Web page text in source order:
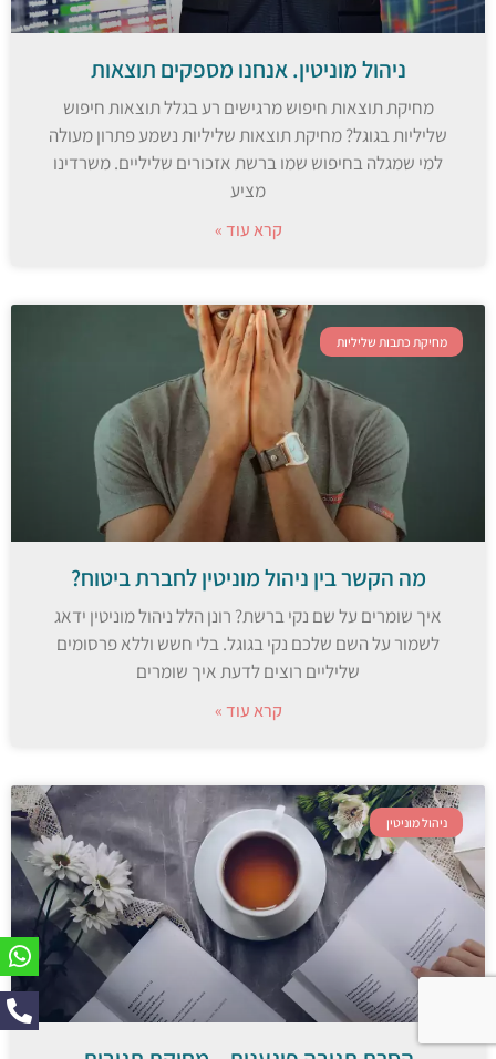
ניהול מוניטין. אנחנו מספקים תוצאות
מחיקת תוצאות חיפוש מרגישים רע בגלל תוצאות חיפוש
שליליות בגוגל? מחיקת תוצאות שליליות נשמע פתרון מעולה
למי שמגלה בחיפוש שמו ברשת אזכורים שליליים. משרדינו
מציע
קרא עוד »
מחיקת כתבות שליליות
מה הקשר בין ניהול מוניטין לחברת ביטוח?
איך שומרים על שם נקי ברשת? רונן הלל ניהול מוניטין ידאג
לשמור על השם שלכם נקי בגוגל. בלי חשש וללא פרסומים
שליליים רוצים לדעת איך שומרים
קרא עוד »
ניהול מוניטין